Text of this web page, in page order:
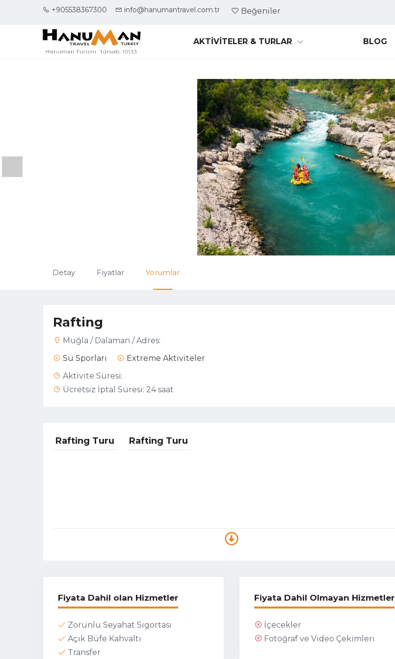
+905538367300 info@hanumantravel.com.tr Beğeniler
AKTİVİTELER & TURLAR BLOG
Detay Fiyatlar Yorumlar
Rafting
Muğla / Dalaman / Adres:
Su Sporları
Extreme Aktiviteler
Aktivite Süresi:
Ücretsiz İptal Süresi: 24 saat
Rafting Turu Rafting Turu
Fiyata Dahil olan Hizmetler
Zorunlu Seyahat Sigortası
Açık Büfe Kahvaltı
Transfer
Fiyata Dahil Olmayan Hizmetler
İçecekler
Fotoğraf ve Video Çekimleri